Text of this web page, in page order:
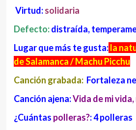
Virtud:solidaria
Defecto:distraída,
Lugar que más te gusta:la
de Salamanca / Machu Picchu
Canción grabada:Fortaleza
Canción ajena:Vida de mi
¿Cuántas polleras?: 4 polleras